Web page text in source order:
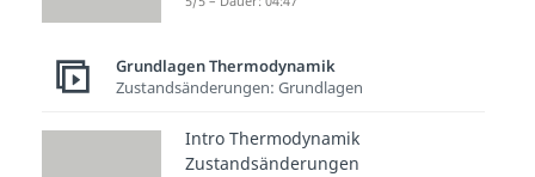
Grundlagen Thermodynamik
Zustandsänderungen: Grundlagen
Intro Thermodynamik
Zustandsänderungen